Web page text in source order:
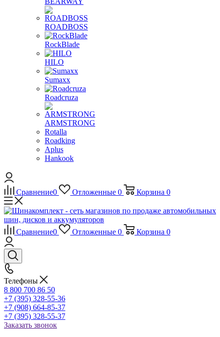
ROADBOSS
RockBlade
HILO
Sumaxx
Roadcruza
ARMSTRONG
Rotalla
Roadking
Aplus
Hankook
Сравнение0 Отложенные 0 Корзина 0
Сравнение0 Отложенные 0 Корзина 0
Телефоны
8 800 700 86 50
+7 (395) 328-55-36
+7 (908) 664-85-37
+7 (395) 328-55-37
Заказать звонок